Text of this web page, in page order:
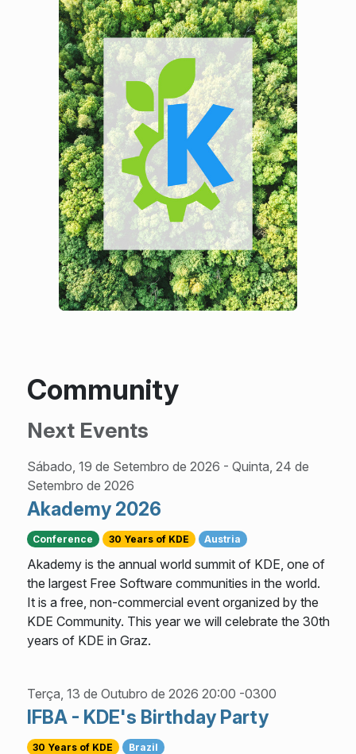
Community
Next Events
Sábado, 19 de Setembro de 2026 - Quinta, 24 de
Setembro de 2026
Akademy 2026
Conference 30 Years of KDE Austria
Akademy is the annual world summit of KDE, one of
the largest Free Software communities in the world.
It is a free, non-commercial event organized by the
KDE Community. This year we will celebrate the 30th
years of KDE in Graz.
Terça, 13 de Outubro de 2026 20:00 -0300
IFBA - KDE's Birthday Party
30 Years of KDE Brazil